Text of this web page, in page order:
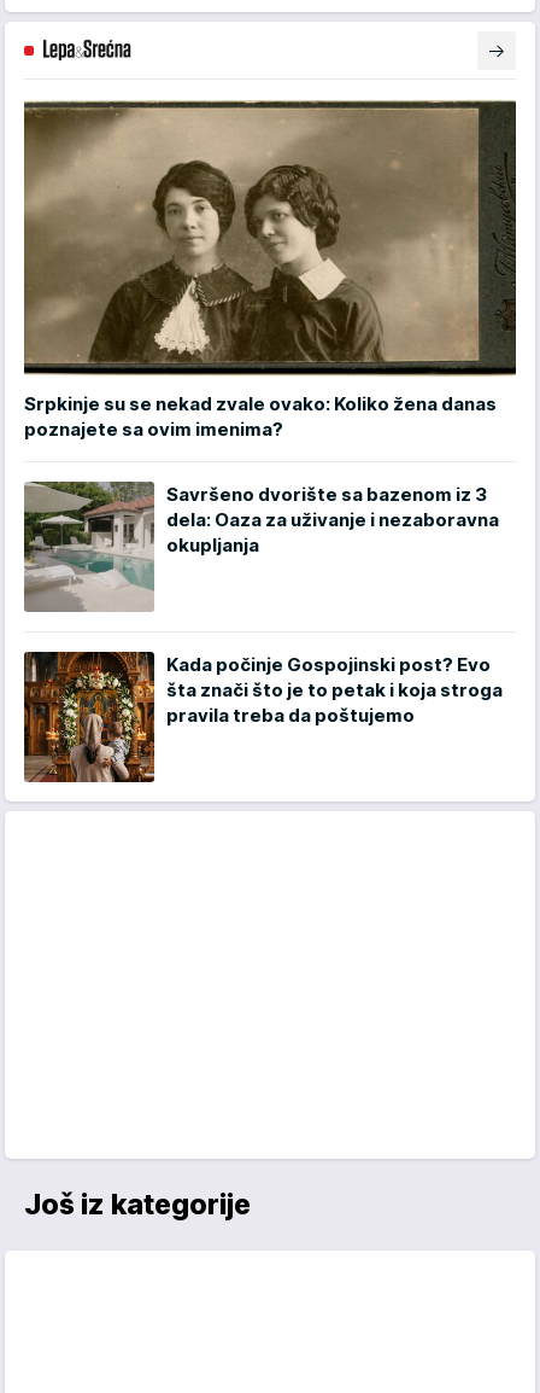
Srpkinje su se nekad zvale ovako: Koliko žena danas
poznajete sa ovim imenima?
Savršeno dvorište sa bazenom iz 3
dela: Oaza za uživanje i nezaboravna
okupljanja
Kada počinje Gospojinski post? Evo
šta znači što je to petak i koja stroga
pravila treba da poštujemo
Još iz kategorije